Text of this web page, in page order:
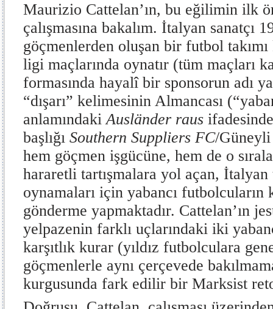
Maurizio Cattelan’ın, bu eğilimin ilk
çalışmasına bakalım. İtalyan sanatçı
göçmenlerden oluşan bir futbol
ligi maçlarında oynatır (tüm maçları
formasında hayalî bir sponsorun adı
“dışarı” kelimesinin Almancası
anlamındakiAusländer raus
başlığı Southern Suppliers FC/
hem göçmen işgücüne, hem de o
hararetli tartışmalara yol açan, İtalyan
oynamaları için yabancı futbolcuların
gönderme yapmaktadır. Cattelan’ın
yelpazenin farklı uçlarındaki iki
karşıtlık kurar (yıldız futbolculara
göçmenlerle aynı çerçevede
kurgusunda fark edilir bir Marksist